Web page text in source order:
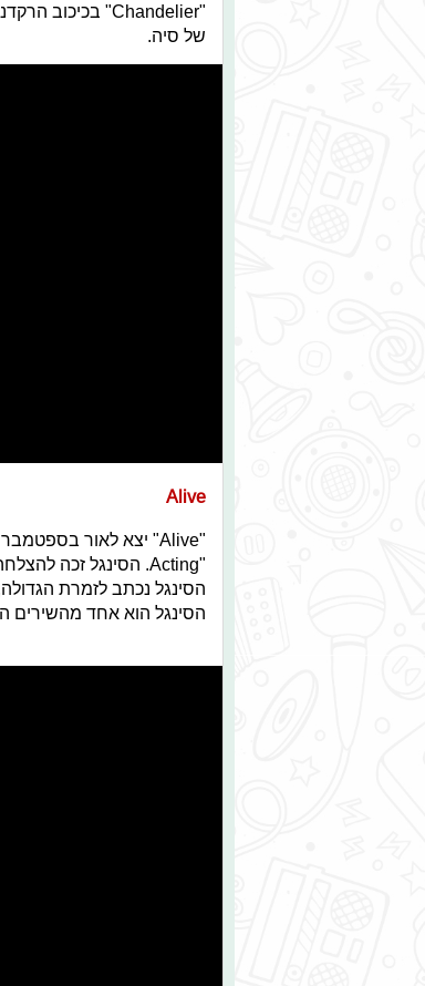
"
Chandelier" בכיכוב
של סיה.
Alive
"
Alive" יצא לאור בספטמבר 2015 ושימש כסינגל ראשון מתוך אלבומה השביעי של סיה,
Acting"
הסינגל נכתב לזמרת
הסינגל הוא אחד מהשירים